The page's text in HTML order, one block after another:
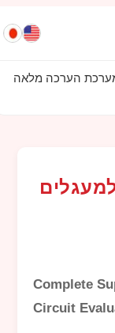
הערכה מלאה
Complete
Circuit